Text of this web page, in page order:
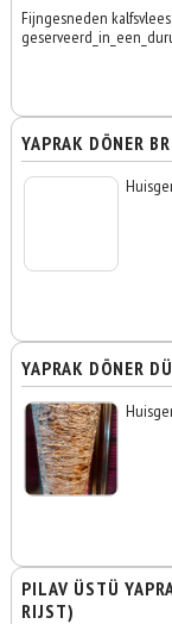
Fijngesneden
YAPRAK DÖNER
YAPRAK DÖNER
PILAV ÜSTÜ
RIJST)